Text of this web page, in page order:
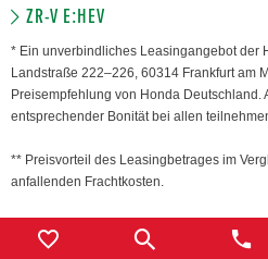
ZR-V E:HEV
* Ein unverbindliches Leasingangebot der
Landstraße 222–226, 60314 Frankfurt am
Preisempfehlung von Honda Deutschland.
entsprechender Bonität bei allen
** Preisvorteil des Leasingbetrages im
anfallenden Frachtkosten.